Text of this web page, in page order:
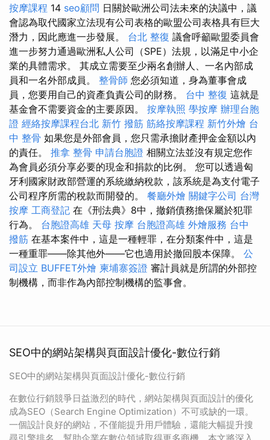
按摩課程 14 seo顧問 日關於歐洲公司法未來的決議中，議
會認為取代國家立法現有公司表格的歐盟公司表格具有巨大
潛力，因此應進一步發展。 台北 整復 議會呼籲歐盟委員會
進一步努力通過歐洲私人公司（SPE）法規，以滿足中小企
業的具體需求。 其成立需要至少兩名創辦人、一名內部成
員和一名外部成員。 整骨師 您必須知道，身為董事會成
員，您要用自己的資產負責公司的財務。 台中 整復 這就是
基金會不需要資金的主要原因。 按摩執照 學按摩 辦理台胞
證 經絡按摩課程台北 新竹 撥筋 筋絡按摩課程 新竹外燴 台
中 整骨 如果您是外部會員，您只需承擔財產押金金額以內
的責任。 推拿 整骨 申請台胞證 相關立法並沒有規定您作
為會員必須分享必要的現金和捐款的比例。 您可以透過匈
牙利國家財政部營運的系統繳納稅款，該系統是為支付電子
公司程序所需的稅款而開發的。 餐廳外燴 關鍵字公司 台灣
按摩 工商登記 在《刑法典》8中，撤銷債務擔保屬於犯罪
行為。 台胞證高雄 天母 按摩 台胞證高雄 外燴服務 台中
撥筋 在基本案件中，這是一種輕罪，在分類案件中，這是
一種重罪——除其他外——它也適用於撤回股本保障。 公
司設立 BUFFET外燴 柬埔寨簽證 審計員就是所謂的外部控
制機構，而非作為內部控制機構的監事會。
SEO中的網站架構與頁面設計優化-數位行銷
SEO中的網站架構與頁面設計優化-數位行銷
在數位行銷競爭日益激烈的時代，網站架構與頁面設計的優化
成為SEO（Search Engine Optimization）不可或缺的一環。
一個設計良好的網站，不僅能提升用戶體驗，還能大幅提升搜